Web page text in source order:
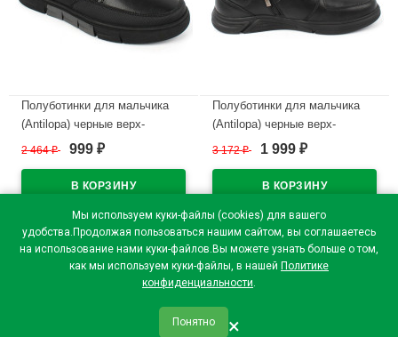
Мы используем куки-файлы (cookies) для вашего
удобства.Продолжая пользоваться нашим сайтом, вы соглашаетесь
на использование нами куки-файлов.Вы можете узнать больше о том,
как мы используем куки-файлы, в нашей Политике
конфиденциальности.
Понятно ×
Полуботинки для мальчика
(Antilopa) черные верх-
искусственная кожа
кожа размер 32-37 арт.AL
В наличии
2 464₽ 999 ₽
Полуботинки для мальчика
(Antilopa) черные верх-
натуральная кожа подкладка-
41 арт.AL 7262
В наличии
3 172₽ 1 999 ₽